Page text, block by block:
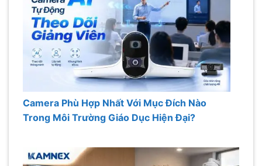
Camera Phù Hợp Nhất Với Mục Đích Nào
Trong Môi Trường Giáo Dục Hiện Đại?